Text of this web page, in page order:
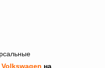
Volkswagen на